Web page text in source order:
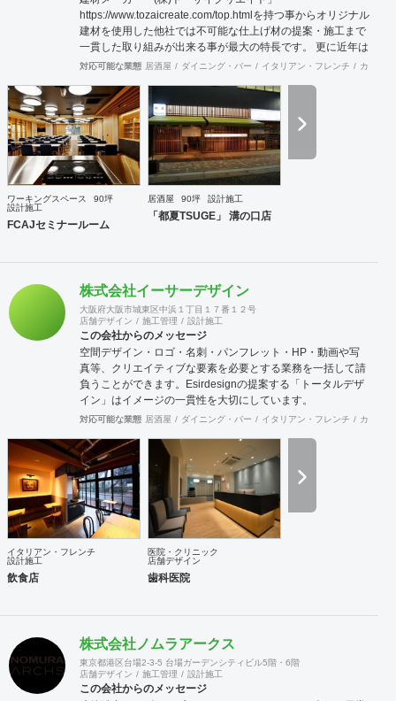
https://www.tozaicreate.com/top.htmlを持つ事からオリジナル
建材を使用した他社では不可能な仕上げ材の提案・施工まで
一貫した取り組みが出来る事が最大の特長です。 更に近年は
環境対策をテーマにした機能建材等の開発を進めており他社
用した人や環境に負荷のかからないROHASな建材を提供し
設計・施工することが可能です。特に保育園などの子供施設
や室内環境や健康を重視する各種施設の新提案が強みで環境
問題に対応する新しい時代の設計施工会社を目指していま
す。私たちは「耐久」「防腐」「呼吸」「吸着」などの機能
を仕上げ材に付加させ、意匠やデザインをも楽しめる「人に
したいと考えています。
対応可能な業態 居酒屋 ダイニング・バー イタリアン・フレンチ カフェ
ワーキングスペース
90坪
設計施工
FCAJセミナールーム
居酒屋 90坪 設計施工
「都夏TSUGE」 溝の口店
株式会社イーサーデザイン
大阪府大阪市城東区中浜１丁目１７番１２号
店舗デザイン
施工管理 設計施工
この会社からのメッセージ
空間デザイン・ロゴ・名刺・パンフレット・HP・動画や写
真等、クリエイティブな要素を必要とする業務を一括して請
負うことができます。Esirdesignの提案する「トータルデザ
イン」はイメージの一貫性を大切にしています。
対応可能な業態 居酒屋 ダイニング・バー イタリアン・フレンチ カフェ
イタリアン・フレンチ
設計施工
飲食店
医院・クリニック
店舗デザイン
歯科医院
株式会社ノムラアークス
東京都港区台場2-3-5 台場ガーデンシティビル5階・6階
店舗デザイン
施工管理 設計施工
この会社からのメッセージ